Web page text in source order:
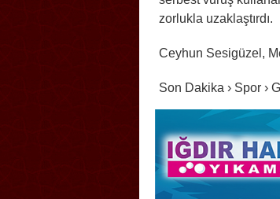
zorlukla uzaklaştırdı.
Ceyhun Sesigüzel,
Son Dakika › Spor ›